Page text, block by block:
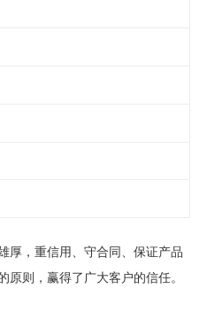
厚，重信用、守合同、保证产品
原则，赢得了广大客户的信任。